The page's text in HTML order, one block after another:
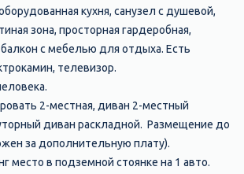
кухня, санузел с душевой,
зона, просторная гардеробная,​
с мебелью для отдыха. Есть
телевизор.
2-местная, диван 2-местный
диван раскладной. ​ Размещение до
за дополнительную плату).
место в подземной стоянке на 1 авто.